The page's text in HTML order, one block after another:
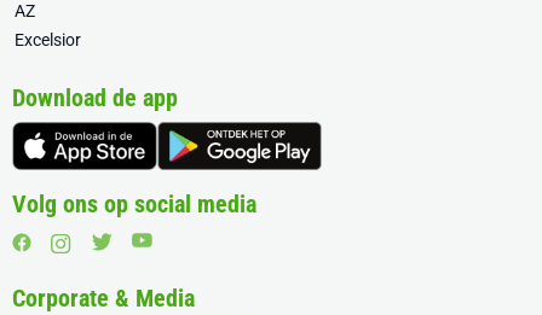
AZ
Excelsior
Download de app
Volg ons op social media
Corporate & Media